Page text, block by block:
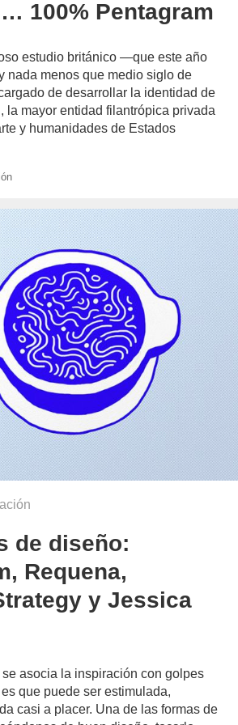
100% Pentagram
estudio británico —que este año
nada menos que medio siglo de
de desarrollar la identidad de
la mayor entidad filantrópica privada
y humanidades de Estados
author/redaccion/
de diseño:
Requena,
y Jessica
asocia la inspiración con golpes
que puede ser estimulada,
casi a placer. Una de las formas de